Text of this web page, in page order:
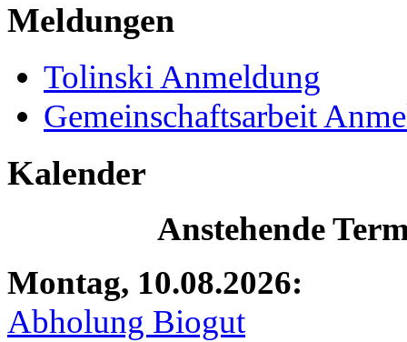
Meldungen
Tolinski Anmeldung
Gemeinschaftsarbeit
Kalender
Anstehende
Montag, 10.08.2026:
Abholung Biogut